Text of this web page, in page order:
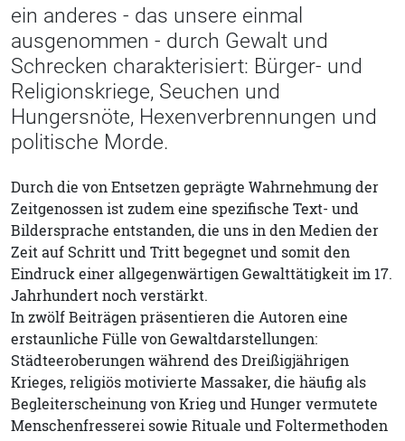
ein anderes - das unsere einmal
ausgenommen - durch Gewalt und
Schrecken charakterisiert: Bürger- und
Religionskriege, Seuchen und
Hungersnöte, Hexenverbrennungen und
politische Morde.
Durch die von Entsetzen geprägte Wahrnehmung der
Zeitgenossen ist zudem eine spezifische Text- und
Bildersprache entstanden, die uns in den Medien der
Zeit auf Schritt und Tritt begegnet und somit den
Eindruck einer allgegenwärtigen Gewalttätigkeit im 17.
Jahrhundert noch verstärkt.
In zwölf Beiträgen präsentieren die Autoren eine
erstaunliche Fülle von Gewaltdarstellungen:
Städteeroberungen während des Dreißigjährigen
Krieges, religiös motivierte Massaker, die häufig als
Begleiterscheinung von Krieg und Hunger vermutete
Menschenfresserei sowie Rituale und Foltermethoden